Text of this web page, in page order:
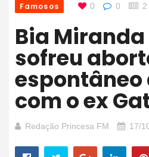
Famosos 0 0
Bia Miranda diz que
sofreu
espontâneo
com o ex
Redação Princesa FM 17/